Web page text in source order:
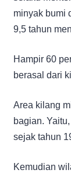
minyak bumi
9,5 tahun
Hampir 60
berasal dari
Area kilang
bagian.
sejak tahun
Kemudian